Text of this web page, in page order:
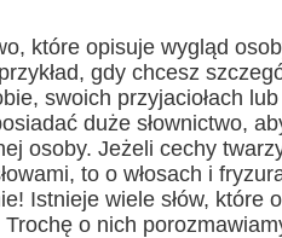
które opisuje wygląd
gdy chcesz
swoich przyjaciołach
duże słownictwo,
osoby. Jeżeli cechy
to o włosach i
Istnieje wiele słów, które
o nich